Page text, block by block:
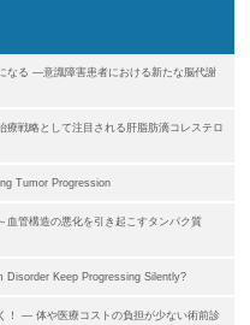
なる ―意識障害患者における新たな脳代謝
療戦略として注目される肝脂肪滴コレステロ
Tumor Progression
管構造の悪化を引き起こすタンパク質
Keep Progressing Silently?
！ ― 体や医療コストの負担が少ない術前診